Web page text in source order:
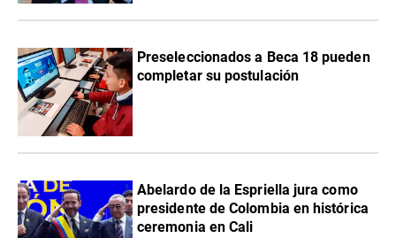
Preseleccionados a Beca 18 pueden
completar su postulación
Abelardo de la Espriella jura como
presidente de Colombia en histórica
ceremonia en Cali